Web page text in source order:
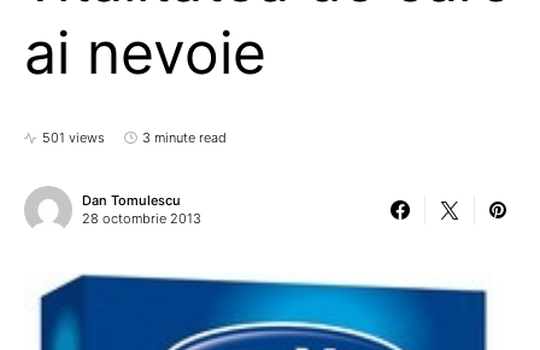
ai nevoie
501 views 3 minute read
Dan Tomulescu
28 octombrie 2013